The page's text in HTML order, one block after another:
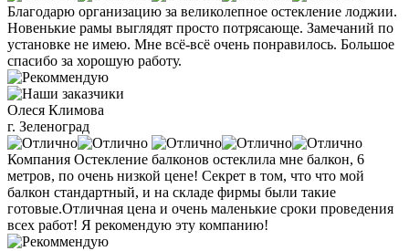
Благодарю организацию за великолепное остекление лоджии.
Новенькие рамы выглядят просто потрясающе. Замечаний по
установке не имею. Мне всё-всё очень понравилось. Большое
спасибо за хорошую работу.
Олеся Климова
г. Зеленоград
Компания Остекление балконов остеклила мне балкон, 6
метров, по очень низкой цене! Секрет в том, что что мой
балкон стандартный, и на складе фирмы были такие
готовые.Отличная цена и очень маленькие сроки проведения
всех работ! Я рекомендую эту компанию!